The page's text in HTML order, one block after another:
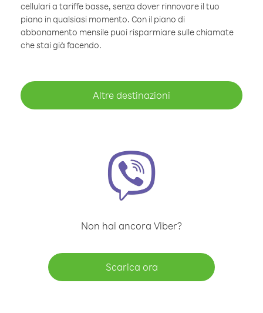
cellulari a tariffe basse, senza dover rinnovare il tuo
piano in qualsiasi momento. Con il piano di
abbonamento mensile puoi risparmiare sulle chiamate
che stai già facendo.
Altre destinazioni
Non hai ancora Viber?
Scarica ora